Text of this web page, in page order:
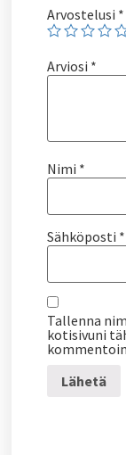
Arvostelusi *
Arviosi *
Nimi *
Sähköposti *
Tallenna
kotisivuni